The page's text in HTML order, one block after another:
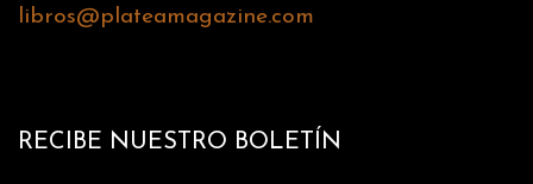
libros@plateamagazine.com
RECIBE NUESTRO BOLETÍN